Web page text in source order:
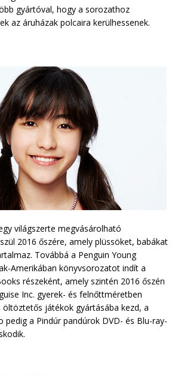
gyártóval, hogy a sorozathoz
az áruházak polcaira kerülhessenek.
világszerte megvásárolható
2016 őszére, amely plüssöket, babákat
Továbbá a Penguin Young
Amerikában könyvsorozatot indít a
részeként, amely szintén 2016 őszén
Inc. gyerek- és felnőttméretben
öltöztetős játékok gyártásába kezd, a
pedig a Pindúr pandúrok DVD- és Blu-ray-